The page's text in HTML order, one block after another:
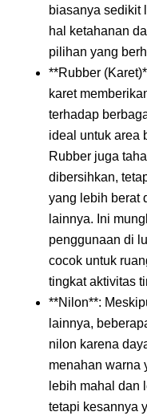
biasanya sedikit
hal ketahanan
pilihan yang
**Rubber
karet
terhadap
ideal untuk area
Rubber juga
dibersihkan,
yang lebih berat
lainnya. Ini
penggunaan di
cocok untuk
tingkat aktivitas
**Nilon**:
lainnya,
nilon karena
menahan warna
lebih mahal dan
tetapi kesannya